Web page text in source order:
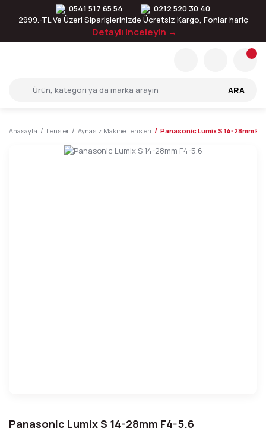
0541 517 65 54
0212 520 30 40
2999.-TL Ve Üzeri Siparişlerinizde Ücretsiz Kargo, Fonlar hariç
Detaylı inceleyin →
ARA
Anasayfa Lensler Aynasız Makine Lensleri Panasonic Lumix S 14-28mm
Panasonic Lumix S 14-28mm F4-5.6